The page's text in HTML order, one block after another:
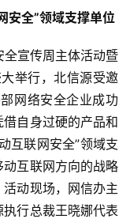
安全”领域支撑单位
宣传周主体活动暨
举行，北信源受邀
网络安全企业成功
自身过硬的产品和
互联网安全”领域支
动互联网方向的战略
动现场，网信办主
行总裁王晓娜代表